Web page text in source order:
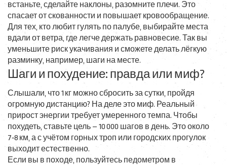
встаньте, сделайте наклоны, разомните плечи. Это
спасает от скованности и повышает кровообращение.
Для тех, кто любит гулять по палубе, выбирайте места
вдали от ветра, где легче держать равновесие. Так вы
уменьшите риск укачивания и сможете делать лёгкую
разминку, например, шаги на месте.
Шаги и похудение: правда или миф?
Слышали, что 1 кг можно сбросить за сутки, пройдя
огромную дистанцию? На деле это миф. Реальный
прирост энергии требует умеренного темпа. Чтобы
похудеть, ставьте цель – 10 000 шагов в день. Это около
7‑8 км, а с учётом горных троп или городских прогулок
выходит естественно.
Если вы в походе, пользуйтесь педометром в